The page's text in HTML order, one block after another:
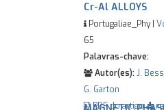
Cr-Al ALLOYS
Portugaliae_Phy |
65
Palavras-chave:
Autor(es):J.
G. Garton
PDF do artigo